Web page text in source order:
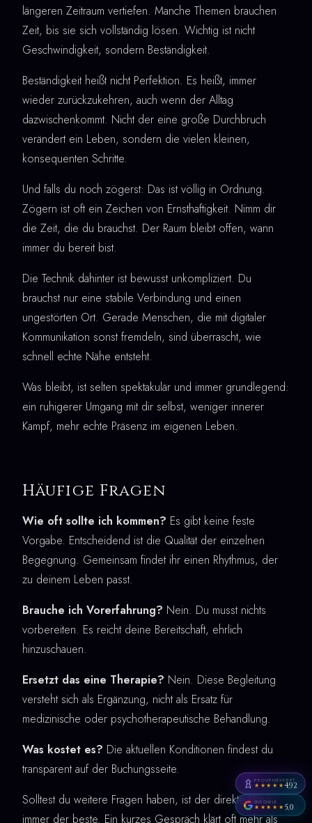
längeren Zeitraum vertiefen. Manche Themen brauchen
Zeit, bis sie sich vollständig lösen. Wichtig ist nicht
Geschwindigkeit, sondern Beständigkeit.
Beständigkeit heißt nicht Perfektion. Es heißt, immer
wieder zurückzukehren, auch wenn der Alltag
dazwischenkommt. Nicht der eine große Durchbruch
verändert ein Leben, sondern die vielen kleinen,
konsequenten Schritte.
Und falls du noch zögerst: Das ist völlig in Ordnung.
Zögern ist oft ein Zeichen von Ernsthaftigkeit. Nimm dir
die Zeit, die du brauchst. Der Raum bleibt offen, wann
immer du bereit bist.
Die Technik dahinter ist bewusst unkompliziert. Du
brauchst nur eine stabile Verbindung und einen
ungestörten Ort. Gerade Menschen, die mit digitaler
Kommunikation sonst fremdeln, sind überrascht, wie
schnell echte Nähe entsteht.
Was bleibt, ist selten spektakulär und immer grundlegend:
ein ruhigerer Umgang mit dir selbst, weniger innerer
Kampf, mehr echte Präsenz im eigenen Leben.
Häufige Fragen
Wie oft sollte ich kommen? Es gibt keine feste
Vorgabe. Entscheidend ist die Qualität der einzelnen
Begegnung. Gemeinsam findet ihr einen Rhythmus, der
zu deinem Leben passt.
Brauche ich Vorerfahrung? Nein. Du musst nichts
vorbereiten. Es reicht deine Bereitschaft, ehrlich
hinzuschauen.
Ersetzt das eine Therapie? Nein. Diese Begleitung
versteht sich als Ergänzung, nicht als Ersatz für
medizinische oder psychotherapeutische Behandlung.
Was kostet es? Die aktuellen Konditionen findest du
transparent auf der Buchungsseite.
Solltest du weitere Fragen haben, ist der direkte Weg
immer der beste. Ein kurzes Gespräch klärt oft mehr als
PROVENEXPERT
★★★★★4,92
GOOGLE
★★★★★5,0